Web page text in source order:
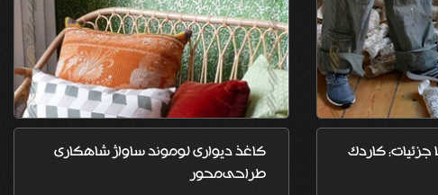
جزئیات: کاردک
کاغذ دیواری لوموند ساواژ شاهکاری
طراحی‌محور